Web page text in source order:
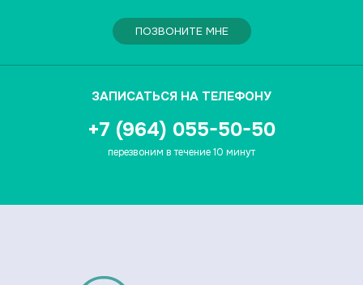
ПОЗВОНИТЕ МНЕ
ЗАПИСАТЬСЯ НА ТЕЛЕФОНУ
+7 (964) 055-50-50
перезвоним в течение 10 минут